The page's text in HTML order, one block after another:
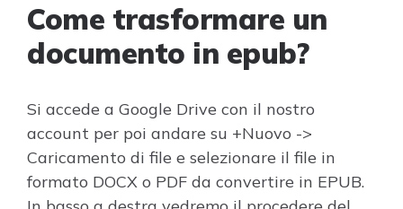
Come trasformare un
documento in epub?
Si accede a Google Drive con il nostro
account per poi andare su +Nuovo ->
Caricamento di file e selezionare il file in
formato DOCX o PDF da convertire in EPUB.